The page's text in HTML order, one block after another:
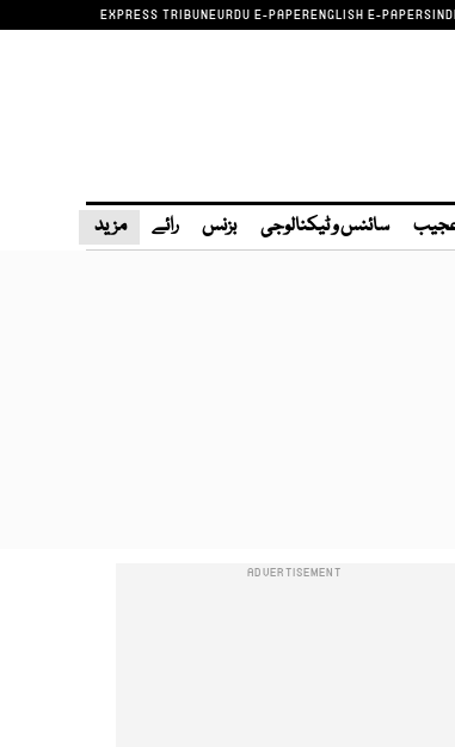
EXPRESS TRIBUNEURDU E-PAPERENGLISH E-PAPER
سائنس و ٹیکنالوجی بزنس رائے مزید